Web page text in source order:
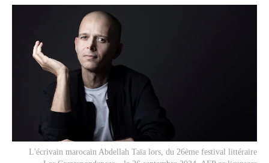
L'écrivain marocain Abdellah Taïa lors, du 26ème festival littéraire